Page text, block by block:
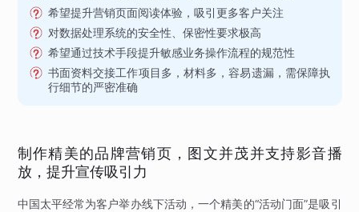
希望提升营销页面阅读体验，吸引更多客户关注
对数据处理系统的安全性、保密性要求极高
希望通过技术手段提升敏感业务操作流程的规范性
书面资料交接工作项目多，材料多，容易遗漏，需保障执
行细节的严密准确
制作精美的品牌营销页，图文并茂并支持影音播
放，提升宣传吸引力
中国太平经常为客户举办线下活动，一个精美的“活动门面”是吸引